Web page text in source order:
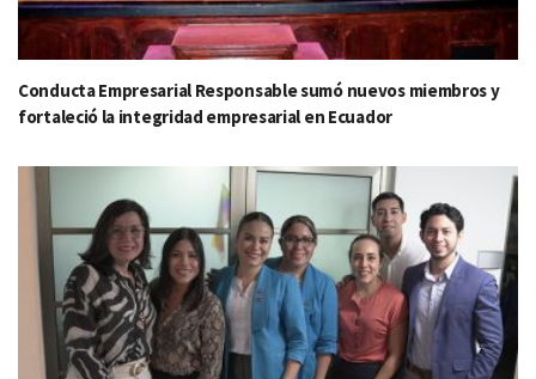
Conducta Empresarial Responsable sumó nuevos miembros y
fortaleció la integridad empresarial en Ecuador